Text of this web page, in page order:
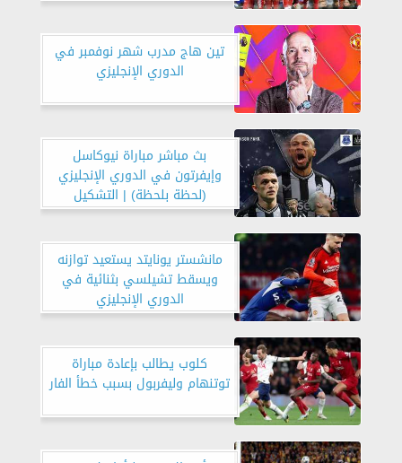
تين هاج مدرب شهر نوفمبر في
الدوري الإنجليزي
بث مباشر مباراة نيوكاسل
وإيفرتون في الدوري الإنجليزي
(لحظة بلحظة) | التشكيل
مانشستر يونايتد يستعيد توازنه
ويسقط تشيلسي بثنائية في
الدوري الإنجليزي
كلوب يطالب بإعادة مباراة
توتنهام وليفربول بسبب خطأ الفار